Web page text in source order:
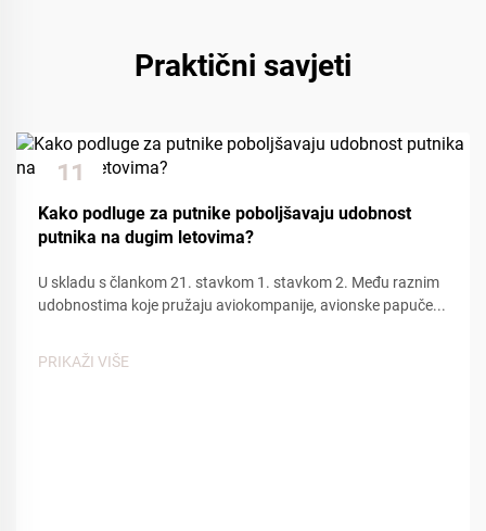
Praktični savjeti
11
Dec
Kako podluge za putnike poboljšavaju udobnost
putnika na dugim letovima?
U skladu s člankom 21. stavkom 1. stavkom 2. Među raznim
udobnostima koje pružaju aviokompanije, avionske papuče...
PRIKAŽI VIŠE